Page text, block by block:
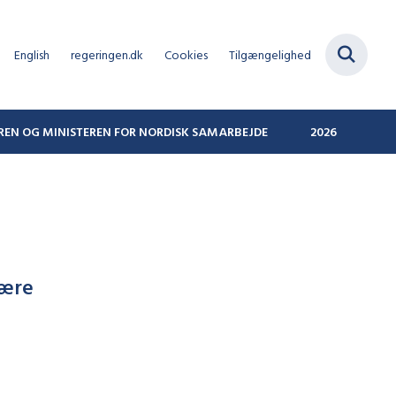
English regeringen.dk Cookies Tilgængelighed
OG MINISTEREN FOR NORDISK SAMARBEJDE 2026